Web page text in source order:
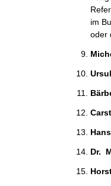
im
oder
Dr.